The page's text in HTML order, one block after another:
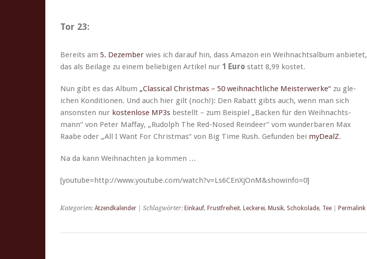
Tor 23:
Bere­its am 5. Dezem­ber wies ich darauf hin, dass Ama­zon ein Wei­h­nacht­sal­bum anbi­etet,
das als Beilage zu einem beliebi­gen Artikel nur 1 Euro statt 8,99 kostet.
Nun gibt es das Album „Clas­si­cal Christ­mas – 50 wei­h­nachtliche Meis­ter­w­erke“ zu gle­
ichen Kon­di­tio­nen. Und auch hier gilt (noch!): Den Rabatt gibts auch, wenn man sich
anson­sten nur kosten­lose MP3s bestellt – zum Beispiel „Back­en für den Wei­h­nachts­
mann“ von Peter Maf­fay, „Rudolph The Red-Nosed Rein­deer“ vom wun­der­baren Max
Raabe oder „All I Want For Christ­mas“ von Big Time Rush. Gefun­den bei myDealZ.
Na da kann Wei­h­nacht­en ja kommen …
[youtube=http://www.youtube.com/watch?v=Ls6CEnXjOnM&showinfo=0]
Kategorien: Ätzendkalender | Schlagwörter: Einkauf, Frustfreiheit, Leckerei, Musik, Schokolade, Tee Permalink